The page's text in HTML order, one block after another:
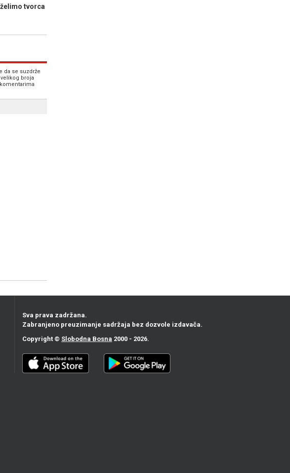
želimo tvorca
da se suzdrže
broja
Sva prava zadržana.
Zabranjeno preuzimanje sadržaja bez dozvole izdavača.
Copyright © Slobodna Bosna 2000 - 2026.